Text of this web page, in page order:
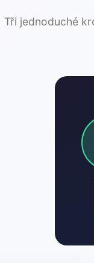
Tři jednoduché